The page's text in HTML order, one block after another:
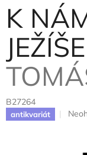
K
B27264
antikvariát